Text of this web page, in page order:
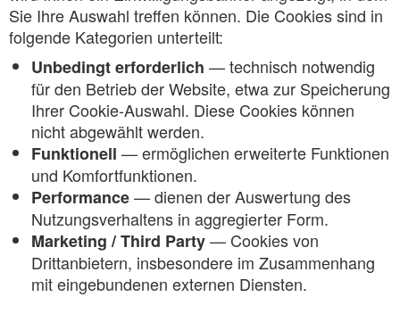
Sie Ihre Auswahl treffen können. Die Cookies sind in
folgende Kategorien unterteilt:
Unbedingt erforderlich — technisch notwendig
für den Betrieb der Website, etwa zur Speicherung
Ihrer Cookie-Auswahl. Diese Cookies können
nicht abgewählt werden.
Funktionell — ermöglichen erweiterte Funktionen
und Komfortfunktionen.
Performance— dienen der Auswertung des
Nutzungsverhaltens in aggregierter Form.
Marketing / Third Party— Cookies von
Drittanbietern, insbesondere im Zusammenhang
mit eingebundenen externen Diensten.